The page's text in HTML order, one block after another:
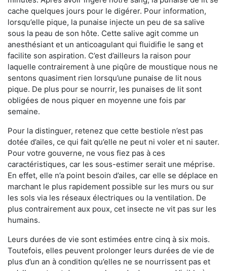
cache quelques jours pour le digérer. Pour information,
lorsqu’elle pique, la punaise injecte un peu de sa salive
sous la peau de son hôte. Cette salive agit comme un
anesthésiant et un anticoagulant qui fluidifie le sang et
facilite son aspiration. C’est d’ailleurs la raison pour
laquelle contrairement à une piqûre de moustique nous ne
sentons quasiment rien lorsqu’une punaise de lit nous
pique. De plus pour se nourrir, les punaises de lit sont
obligées de nous piquer en moyenne une fois par
semaine.
Pour la distinguer, retenez que cette bestiole n’est pas
dotée d’ailes, ce qui fait qu’elle ne peut ni voler et ni sauter.
Pour votre gouverne, ne vous fiez pas à ces
caractéristiques, car les sous-estimer serait une méprise.
En effet, elle n’a point besoin d’ailes, car elle se déplace en
marchant le plus rapidement possible sur les murs ou sur
les sols via les réseaux électriques ou la ventilation. De
plus contrairement aux poux, cet insecte ne vit pas sur les
humains.
Leurs durées de vie sont estimées entre cinq à six mois.
Toutefois, elles peuvent prolonger leurs durées de vie de
plus d’un an à condition qu’elles ne se nourrissent pas et